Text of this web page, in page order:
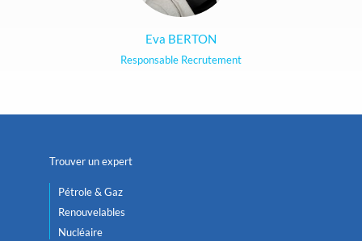
Eva BERTON
Responsable Recrutement
Trouver un expert
Pétrole & Gaz
Renouvelables
Nucléaire